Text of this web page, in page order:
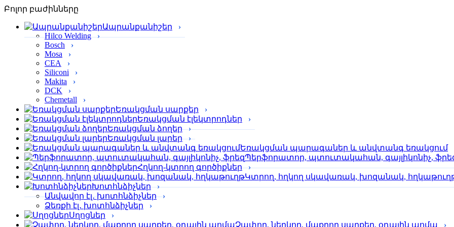
Բոլոր բաժինները
Ապրանքանիշեր
Hilco Welding
Bosch
Mosa
CEA
Siliconi
Makita
DCK
Chemetall
Եռակցման սարքեր
Եռակցման էլեկտրոդներ
Եռակցման ձողեր
Եռակցման լարեր
Եռակցման պարագաներ և անվտանգ եռակցում
Պերֆորա­տոր, պտուտակահան, գայլիկոնիչ,
Հղկող-կտրող գործիքներ
Կտրող, հղկող սկավառակ, խոզանակ,
Խոտհնձիչներ
Անվավոր էլ․ խոտհնձիչներ
Ձեռքի էլ․ խոտհնձիչներ
Սղոցներ
Չափող, ներկող, մաքրող սարքեր, օդային պոմպ